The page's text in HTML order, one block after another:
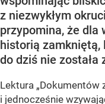
z niezwykłym
przypomina, że dla
historią zamkniętą,
do dziś nie została
Lektura „Dokumentów
i jednocześnie